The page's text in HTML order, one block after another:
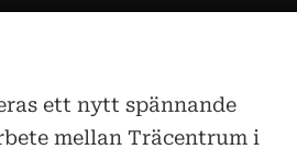
ett nytt spännande
mellan Träcentrum i